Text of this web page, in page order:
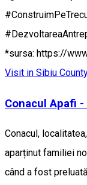
*sursa: https://
Visit in Sibiu
Conacul Apafi
Conacul,
aparținut familiei
când a fost